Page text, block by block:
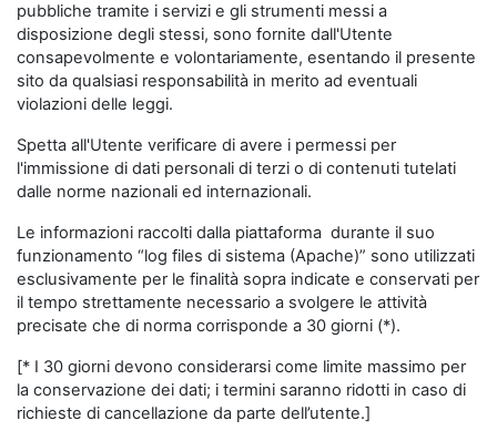
pubbliche tramite i servizi e gli strumenti messi a
disposizione degli stessi, sono fornite dall'Utente
consapevolmente e volontariamente, esentando il presente
sito da qualsiasi responsabilità in merito ad eventuali
violazioni delle leggi.
Spetta all'Utente verificare di avere i permessi per
l'immissione di dati personali di terzi o di contenuti tutelati
dalle norme nazionali ed internazionali.
Le informazioni raccolti dalla piattaforma durante il suo
funzionamento “log files di sistema (Apache)” sono utilizzati
esclusivamente per le finalità sopra indicate e conservati per
il tempo strettamente necessario a svolgere le attività
precisate che di norma corrisponde a 30 giorni (*).
[* I 30 giorni devono considerarsi come limite massimo per
la conservazione dei dati; i termini saranno ridotti in caso di
richieste di cancellazione da parte dell’utente.]